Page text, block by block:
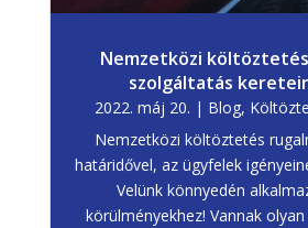
Nemzetközi
szolgáltatás
2022. máj 20. | Blog,
Nemzetközi költöztetés
határidővel, az ügyfelek
Velünk könnyedén
körülményekhez! Vannak